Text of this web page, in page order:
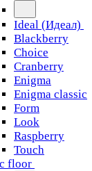
Ideal (Идеал)
Blackberry
Choice
Cranberry
Enigma
Enigma classic
Form
Look
Raspberry
Touch
floor